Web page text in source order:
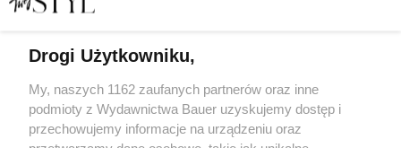
znakami zodiaku stworzy szczęśliwą parę
ASTRO
Drogi Użytkowniku,
My, naszych 1162 zaufanych partnerów oraz inne
podmioty z Wydawnictwa Bauer uzyskujemy dostęp i
przechowujemy informacje na urządzeniu oraz